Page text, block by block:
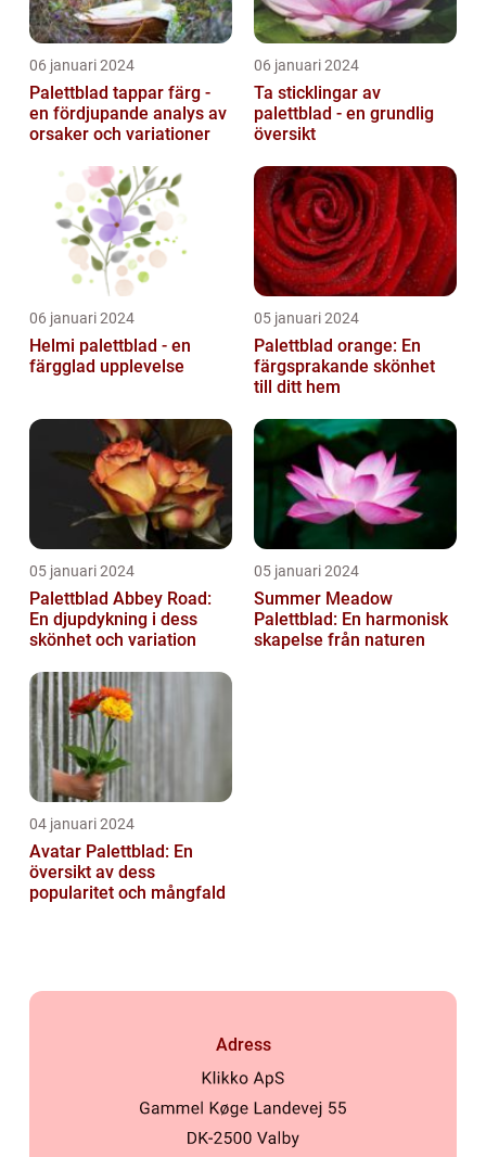
06 januari 2024
Palettblad tappar färg -
en fördjupande analys av
orsaker och variationer
06 januari 2024
Ta sticklingar av
palettblad - en grundlig
översikt
06 januari 2024
Helmi palettblad - en
färgglad upplevelse
05 januari 2024
Palettblad orange: En
färgsprakande skönhet
till ditt hem
05 januari 2024
Palettblad Abbey Road:
En djupdykning i dess
skönhet och variation
05 januari 2024
Summer Meadow
Palettblad: En harmonisk
skapelse från naturen
04 januari 2024
Avatar Palettblad: En
översikt av dess
popularitet och mångfald
Adress